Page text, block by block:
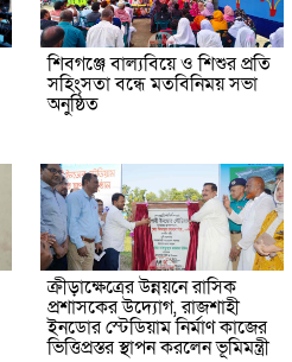
শিবগঞ্জে বাল্যবিয়ে ও শিশুর প্রতি
সহিংসতা বন্ধে মতবিনিময় সভা
অনুষ্ঠিত
ক্রীড়াক্ষেত্রের উন্নয়নে রাসিক
প্রশাসকের উদ্যোগ, রাজশাহী
ইনডোর স্টেডিয়াম নির্মাণ কাজের
ভিত্তিপ্রস্তর স্থাপন করলেন ভূমিমন্ত্রী